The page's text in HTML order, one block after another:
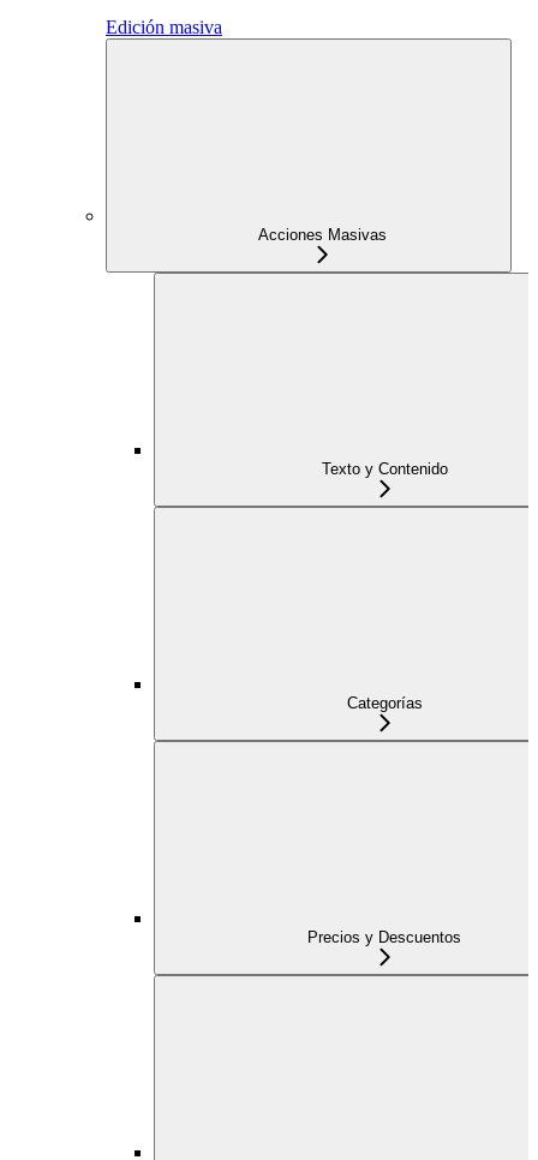
Edición masiva
Acciones Masivas
Texto y Contenido
Categorías
Precios y Descuentos